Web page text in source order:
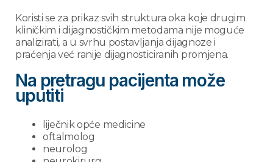
Koristi se za prikaz svih struktura oka koje drugim
kliničkim i dijagnostičkim metodama nije moguće
analizirati, a u svrhu postavljanja dijagnoze i
praćenja već ranije dijagnosticiranih promjena.
Na pretragu pacijenta može
uputiti
liječnik opće medicine
oftalmolog
neurolog